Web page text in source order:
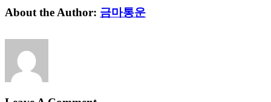
About the Author: 금마통운